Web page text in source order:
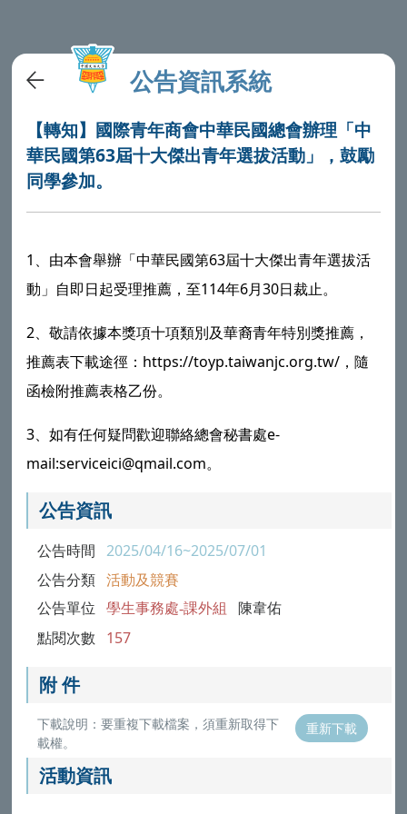
公告資訊系統
【轉知】國際青年商會中華民國總會辦理「中
華民國第63屆十大傑出青年選拔活動」，鼓勵
同學參加。
1、由本會舉辦「中華民國第63屆十大傑出青年選拔活
動」自即日起受理推薦，至114年6月30日裁止。
2、敬請依據本獎項十項類別及華裔青年特別獎推薦，
推薦表下載途徑：https://toyp.taiwanjc.org.tw/，隨
函檢附推薦表格乙份。
3、如有任何疑問歡迎聯絡總會秘書處e-
mail:serviceici@qmail.com。
公告資訊
公告時間 2025/04/16~2025/07/01
公告分類 活動及競賽
公告單位 學生事務處-課外組 陳韋佑
點閱次數 157
附 件
下載說明：要重複下載檔案，須重新取得下
載權。
重新下載
活動資訊